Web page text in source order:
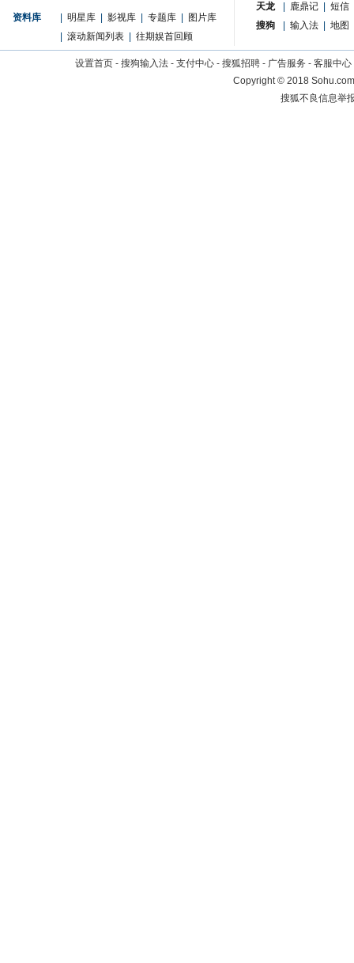
资料库 明星库 影视库 专题库
图片库
滚动新闻列表 往期娱首回顾
天龙
鹿鼎记
短信
搜狗
输入法 地图
设置首页 - 搜狗输入法 - 支付中心 - 搜狐招聘 - 广告服务 - 客服中心
Copyright©2018
搜狐不良信息举